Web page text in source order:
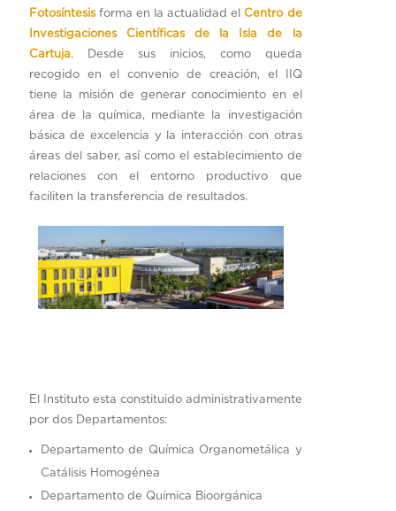
Fotosíntesisforma en la actualidad el Centro de
Investigaciones Científicas de la Isla de la
Cartuja. Desde sus inicios, como queda
recogido en el convenio de creación, el IIQ
tiene la misión de generar conocimiento en el
área de la química, mediante la investigación
básica de excelencia y la interacción con otras
áreas del saber, así como el establecimiento de
relaciones con el entorno productivo que
faciliten la transferencia de resultados.
El Instituto esta constituido administrativamente
por dos Departamentos:
Departamento de Química Organometálica y
Catálisis Homogénea
Departamento de Química Bioorgánica